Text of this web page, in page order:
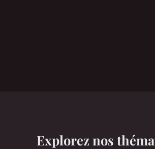
Explorez nos